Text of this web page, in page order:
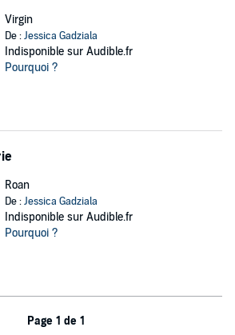
Virgin
De :Jessica Gadziala
Indisponible sur Audible.fr
Pourquoi ?
Roan
De :Jessica Gadziala
Indisponible sur Audible.fr
Pourquoi ?
Page 1 de 1